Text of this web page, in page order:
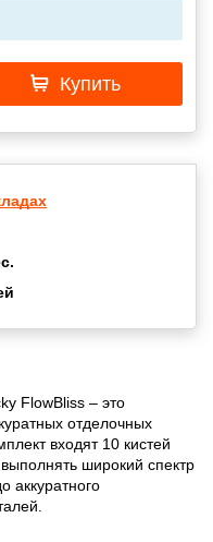
Купить
FlowBliss – это
отделочных
входят 10 кистей
широкий спектр
аккуратного